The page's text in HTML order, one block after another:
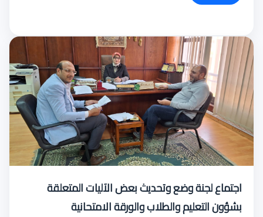
اجتماع لجنة وضع وتحديث بعض الآليات المتعلقة
بشؤون التعليم والطلاب والورقة الامتحانية